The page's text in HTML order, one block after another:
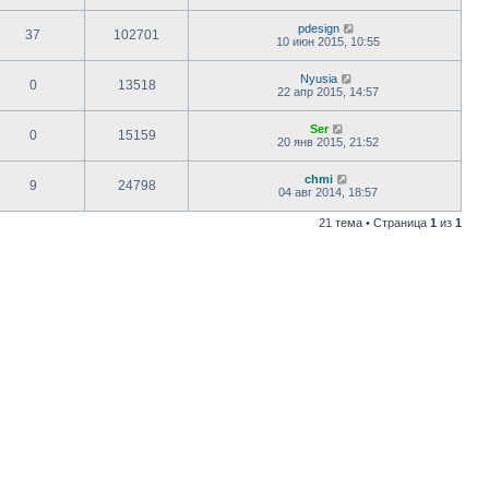
37 102701
pdesign
10 июн 2015, 10:55
0 13518
Nyusia
22 апр 2015, 14:57
0 15159
Ser
20 янв 2015, 21:52
9 24798
chmi
04 авг 2014, 18:57
21 тема • Страница 1 из 1